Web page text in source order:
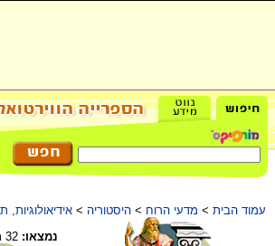
עמוד הבית > מדעי הרוח > היסטוריה > אידיאולוגיות,
נמצאו: